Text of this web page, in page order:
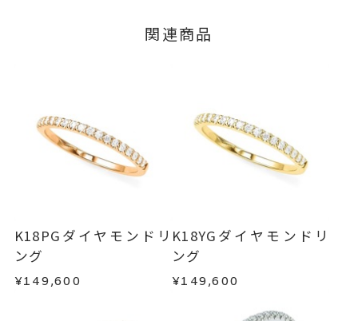
※#16からは22,000円(税込)の加
詳細
リング幅 最大：約1.4mm/最
小：約1.3mm
ハーフエタニティ
ダイヤモンドリング、
K18WGリング
エタニティリング
■お届け目安が「3営業日以内に発送」の商品
■お届け目安が「約1ヶ月半以内～」の商品
ご注文いただいてから在庫状況を確認いたしま
・在庫のご用意ができる場合： 約1週間～1ヶ月以
内を目安に発送いたします。
・受注生産となる場合： 商品ページに記載のある
目安日数を頂戴し、一から製作いたします。
ージの購入履歴一覧よりご注文状況をご確認いた
メンバーシップ未登録のお客さまは、お問い合
わせフォームよりご連絡ください。
以下の場合、商品の返品・交換・返金
・受注生産の商品
・お客さまのお手元で傷や汚れが発生した商品
・到着後ご連絡無く7日以上経過した商品
・刻印をお入れした商品
関連商品
K18PGダイヤモンドリ
ング
¥149,600
K18YGダイヤモンドリ
ング
¥149,600